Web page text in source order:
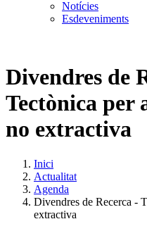
Notícies
Esdeveniments
Divendres de
Tectònica
no extractiva
Inici
Actualitat
Agenda
Divendres de Recerca -
extractiva